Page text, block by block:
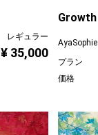
レギュラー
¥ 35,000
Growth
AyaSophie
プラン
価格